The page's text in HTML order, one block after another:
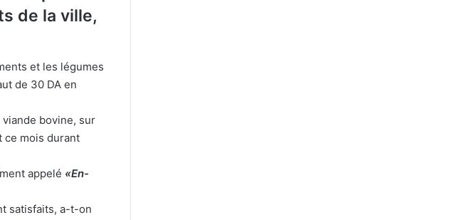
de la ville,
et les légumes
de 30 DA en
viande bovine, sur
ce mois durant
appelé «En-
satisfaits, a-t-on